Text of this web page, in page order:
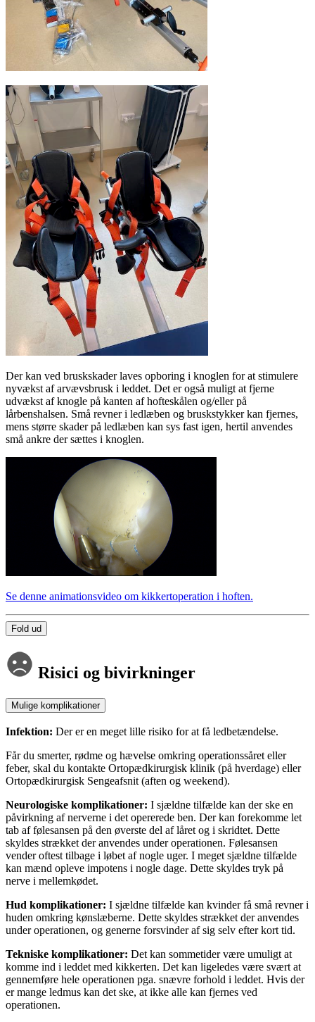
Der kan ved bruskskader laves opboring i knoglen for at stimulere
nyvækst af arvævsbrusk i leddet. Det er også muligt at fjerne
udvækst af knogle på kanten af hofteskålen og/eller på
lårbenshalsen. Små revner i ledlæben og bruskstykker kan fjernes,
mens større skader på ledlæben kan sys fast igen, hertil anvendes
små ankre der sættes i knoglen.
Se denne animationsvideo om kikkertoperation i hoften.
Fold ud
Risici og bivirkninger
Mulige komplikationer
Infektion: Der er en meget lille risiko for at få ledbetændelse.
Får du smerter, rødme og hævelse omkring operationssåret eller
feber, skal du kontakte Ortopædkirurgisk klinik (på hverdage) eller
Ortopædkirurgisk Sengeafsnit (aften og weekend).
Neurologiske komplikationer: I sjældne tilfælde kan der ske en
påvirkning af nerverne i det opererede ben. Der kan forekomme let
tab af følesansen på den øverste del af låret og i skridtet. Dette
skyldes strækket der anvendes under operationen. Følesansen
vender oftest tilbage i løbet af nogle uger. I meget sjældne tilfælde
kan mænd opleve impotens i nogle dage. Dette skyldes tryk på
nerve i mellemkødet.
Hud komplikationer: I sjældne tilfælde kan kvinder få små revner i
huden omkring kønslæberne. Dette skyldes strækket der anvendes
under operationen, og generne forsvinder af sig selv efter kort tid.
Tekniske komplikationer: Det kan sommetider være umuligt at
komme ind i leddet med kikkerten. Det kan ligeledes være svært at
gennemføre hele operationen pga. snævre forhold i leddet. Hvis der
er mange ledmus kan det ske, at ikke alle kan fjernes ved
operationen.